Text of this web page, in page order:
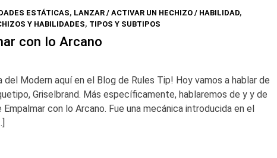
ESTÁTICAS, LANZAR / ACTIVAR UN HECHIZO / HABILIDAD,
Y HABILIDADES, TIPOS Y SUBTIPOS
con lo Arcano
del Modern aquí en el Blog de Rules Tip! Hoy vamos a hablar de
Griselbrand. Más específicamente, hablaremos de y y de
con lo Arcano. Fue una mecánica introducida en el